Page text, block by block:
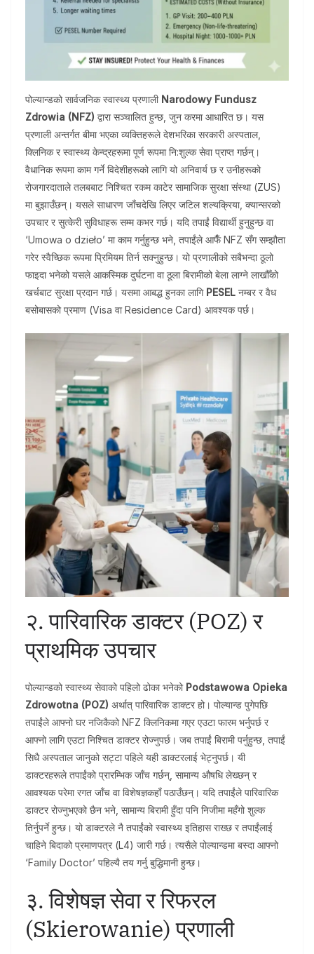
पोल्यान्डको सार्वजनिक स्वास्थ्य प्रणाली Narodowy Fundusz
Zdrowia (NFZ) द्वारा सञ्चालित हुन्छ, जुन करमा आधारित छ। यस
प्रणाली अन्तर्गत बीमा भएका व्यक्तिहरूले देशभरिका सरकारी अस्पताल,
क्लिनिक र स्वास्थ्य केन्द्रहरूमा पूर्ण रूपमा नि:शुल्क सेवा प्राप्त गर्छन्।
वैधानिक रूपमा काम गर्ने विदेशीहरूको लागि यो अनिवार्य छ र उनीहरूको
रोजगारदाताले तलबबाट निश्चित रकम काटेर सामाजिक सुरक्षा संस्था (ZUS)
मा बुझाउँछन्। यसले साधारण जाँचदेखि लिएर जटिल शल्यक्रिया, क्यान्सरको
उपचार र सुत्केरी सुविधाहरू सम्म कभर गर्छ। यदि तपाईं विद्यार्थी हुनुहुन्छ वा
‘Umowa o dzieło’ मा काम गर्नुहुन्छ भने, तपाईंले आफैँ NFZ सँग सम्झौता
गरेर स्वैच्छिक रूपमा प्रिमियम तिर्न सक्नुहुन्छ। यो प्रणालीको सबैभन्दा ठूलो
फाइदा भनेको यसले आकस्मिक दुर्घटना वा ठूला बिरामीको बेला लाग्ने लाखौँको
खर्चबाट सुरक्षा प्रदान गर्छ। यसमा आबद्ध हुनका लागि PESEL नम्बर र वैध
बसोबासको प्रमाण (Visa वा Residence Card) आवश्यक पर्छ।
२. पारिवारिक डाक्टर (POZ) र
प्राथमिक उपचार
पोल्यान्डको स्वास्थ्य सेवाको पहिलो ढोका भनेको Podstawowa Opieka
Zdrowotna (POZ) अर्थात् पारिवारिक डाक्टर हो। पोल्यान्ड पुगेपछि
तपाईंले आफ्नो घर नजिकैको NFZ क्लिनिकमा गएर एउटा फारम भर्नुपर्छ र
आफ्नो लागि एउटा निश्चित डाक्टर रोज्नुपर्छ। जब तपाईं बिरामी पर्नुहुन्छ, तपाईं
सिधै अस्पताल जानुको सट्टा पहिले यही डाक्टरलाई भेट्नुपर्छ। यी
डाक्टरहरूले तपाईंको प्रारम्भिक जाँच गर्छन्, सामान्य औषधि लेख्छन् र
आवश्यक परेमा रगत जाँच वा विशेषज्ञकहाँ पठाउँछन्। यदि तपाईंले पारिवारिक
डाक्टर रोज्नुभएको छैन भने, सामान्य बिरामी हुँदा पनि निजीमा महँगो शुल्क
तिर्नुपर्ने हुन्छ। यो डाक्टरले नै तपाईंको स्वास्थ्य इतिहास राख्छ र तपाईंलाई
चाहिने बिदाको प्रमाणपत्र (L4) जारी गर्छ। त्यसैले पोल्यान्डमा बस्दा आफ्नो
‘Family Doctor’ पहिल्यै तय गर्नु बुद्धिमानी हुन्छ।
३. विशेषज्ञ सेवा र रिफरल
(Skierowanie) प्रणाली